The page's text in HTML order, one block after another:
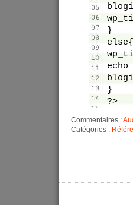
}
else{
}
?>
Commentaires :
Catégories :